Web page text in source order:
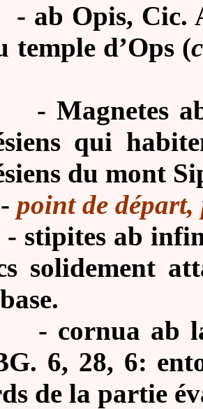
ab Opis, Cic.
temple d’Ops (
Magnetes
qui
du mont
point de départ,
stipites ab
solidement
cornua ab
6, 28, 6:
de la partie